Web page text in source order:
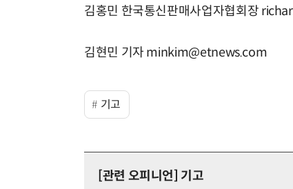
김홍민 한국통신판매사업자협회장
김현민 기자 minkim@etnews.com
기고
[관련 오피니언] 기고